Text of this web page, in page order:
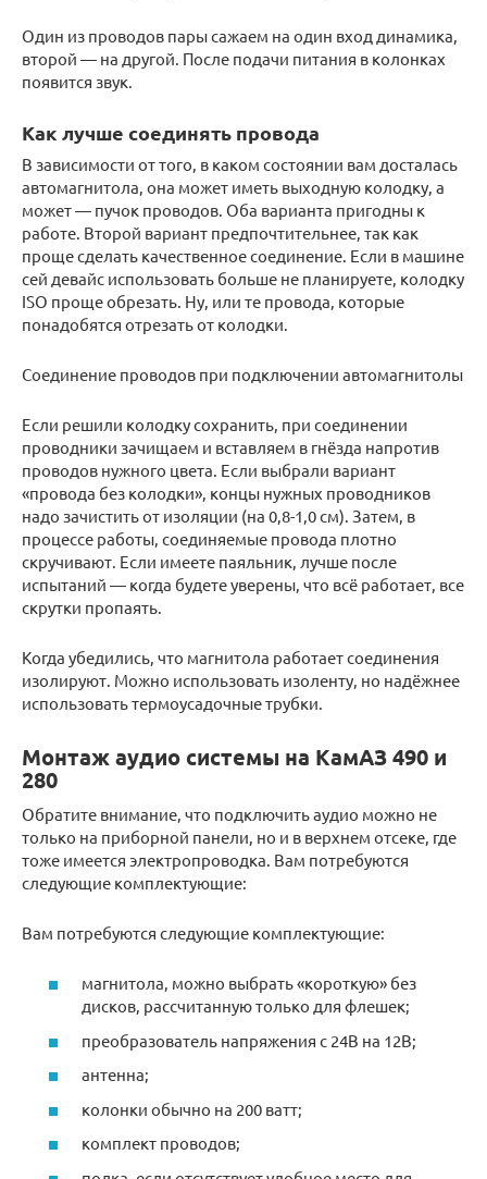
Один из проводов пары сажаем на один вход динамика,
второй — на другой. После подачи питания в колонках
появится звук.
Как лучше соединять провода
В зависимости от того, в каком состоянии вам досталась
автомагнитола, она может иметь выходную колодку, а
может — пучок проводов. Оба варианта пригодны к
работе. Второй вариант предпочтительнее, так как
проще сделать качественное соединение. Если в машине
сей девайс использовать больше не планируете, колодку
ISO проще обрезать. Ну, или те провода, которые
понадобятся отрезать от колодки.
Соединение проводов при подключении автомагнитолы
Если решили колодку сохранить, при соединении
проводники зачищаем и вставляем в гнёзда напротив
проводов нужного цвета. Если выбрали вариант
«провода без колодки», концы нужных проводников
надо зачистить от изоляции (на 0,8-1,0 см). Затем, в
процессе работы, соединяемые провода плотно
скручивают. Если имеете паяльник, лучше после
испытаний — когда будете уверены, что всё работает, все
скрутки пропаять.
Когда убедились, что магнитола работает соединения
изолируют. Можно использовать изоленту, но надёжнее
использовать термоусадочные трубки.
Монтаж аудио системы на КамАЗ 490 и
280
Обратите внимание, что подключить аудио можно не
только на приборной панели, но и в верхнем отсеке, где
тоже имеется электропроводка. Вам потребуются
следующие комплектующие:
Вам потребуются следующие комплектующие:
магнитола, можно выбрать «короткую» без
дисков, рассчитанную только для флешек;
преобразователь напряжения с 24В на 12В;
антенна;
колонки обычно на 200 ватт;
комплект проводов;